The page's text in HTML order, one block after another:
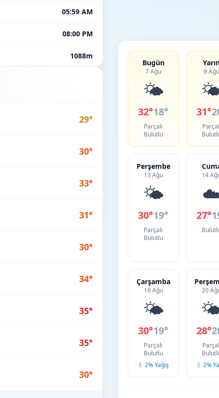
05:59 AM
08:00 PM
1088m
29°
30°
33°
31°
30°
34°
35°
35°
30°
Bugün
7 Ağu
🌤️
32°18°
Parçalı
Bulutlu
8 Ağu
31°
Perşembe
13 Ağu
🌤️
30°19°
Parçalı
Bulutlu
14
27°
Çarşamba
19 Ağu
🌤️
30°19°
Parçalı
Bulutlu
💧 2% Yağış
20
28°
💧 2%